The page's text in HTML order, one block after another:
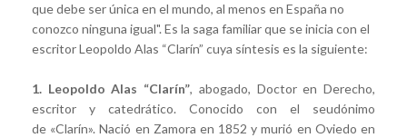
que debe ser única en el mundo, al menos en España no
conozco ninguna igual". Es la saga familiar que se inicia con el
escritor Leopoldo Alas “Clarín” cuya síntesis es la siguiente:
1. Leopoldo Alas “Clarín”, abogado, Doctor en Derecho,
escritor y catedrático. Conocido con el seudónimo
de «Clarín». Nació en Zamora en 1852 y murió en Oviedo en